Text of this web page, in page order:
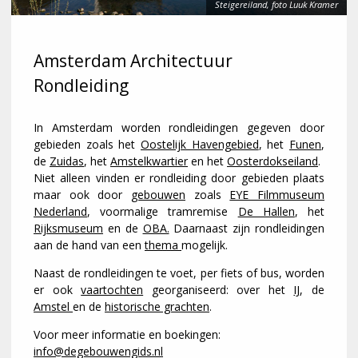
Steigereiland, foto Luuk Kramer
Amsterdam Architectuur
Rondleiding
In Amsterdam worden rondleidingen gegeven door
gebieden zoals het Oostelijk Havengebied, het Funen,
de Zuidas, het Amstelkwartieren het Oosterdokseiland.
Niet alleen vinden er rondleiding door gebieden plaats
maar ook door gebouwen zoals EYE Filmmuseum
Nederland, voormalige tramremise De Hallen, het
Rijksmuseum en de OBA. Daarnaast zijn rondleidingen
aan de hand van eenthema mogelijk.
Naast de rondleidingen te voet, per fiets of bus, worden
er ookvaartochten georganiseerd: over het IJ, de
Amstel en de historische grachten.
Voor meer informatie en boekingen:
info@degebouwengids.nl